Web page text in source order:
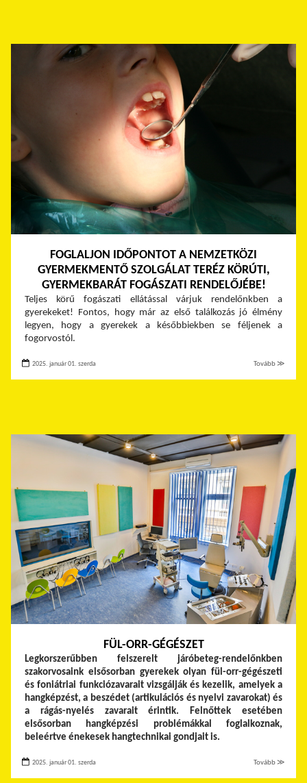
FOGLALJON IDŐPONTOT A NEMZETKÖZI
GYERMEKMENTŐ SZOLGÁLAT TERÉZ KÖRÚTI,
GYERMEKBARÁT FOGÁSZATI RENDELŐJÉBE!
Teljes körű fogászati ellátással várjuk rendelőnkben a
gyerekeket! Fontos, hogy már az első találkozás jó élmény
legyen, hogy a gyerekek a későbbiekben se féljenek a
fogorvostól.
2025. január 01. szerda Tovább ≫
FÜL-ORR-GÉGÉSZET
Legkorszerűbben felszerelt járóbeteg-rendelőnkben
szakorvosaink elsősorban gyerekek olyan fül-orr-gégészeti
és foniátriai funkciózavarait vizsgálják és kezelik, amelyek a
hangképzést, a beszédet (artikulációs és nyelvi zavarokat) és
a rágás-nyelés zavarait érintik. Felnőttek esetében
elsősorban hangképzési problémákkal foglalkoznak,
beleértve énekesek hangtechnikai gondjait is.
2025. január 01. szerda Tovább ≫